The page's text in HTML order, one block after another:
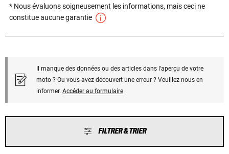
* Nous évaluons soigneusement les informations, mais ceci ne
constitue aucune garantie
Il manque des données ou des articles dans l'aperçu de votre
moto ? Ou vous avez découvert une erreur ? Veuillez nous en
informer. Accéder au formulaire
FILTRER & TRIER